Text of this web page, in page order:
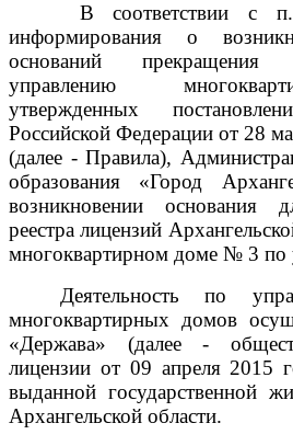
В соответствии с
информирования о
оснований прекращения
управлению
утвержденных
Российской Федерации от 28
(далее - Правила),
образования «Город
возникновении основания
реестра лицензий
многоквартирном доме № 3 по
Деятельность по
многоквартирных домов
«Держава» (далее -
лицензии от 09 апреля
выданнойгосударственной
Архангельской области.